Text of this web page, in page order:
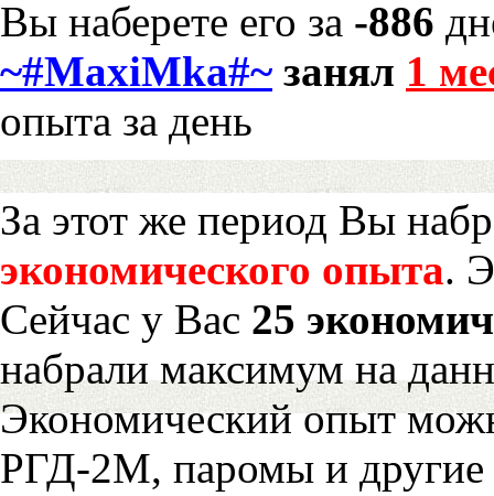
Вы наберете его за -886
~#MaxiMka#~ занял 1
опыта за день
За этот же период Вы
экономического опыта.
Сейчас у Вас 25
набрали максимум на
Экономический опыт
РГД-2М, паромы и другие